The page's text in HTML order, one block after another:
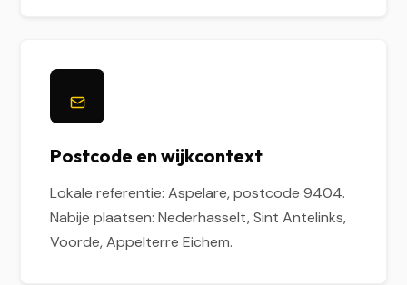
Postcode en wijkcontext
Lokale referentie: Aspelare, postcode 9404.
Nabije plaatsen: Nederhasselt, Sint Antelinks,
Voorde, Appelterre Eichem.